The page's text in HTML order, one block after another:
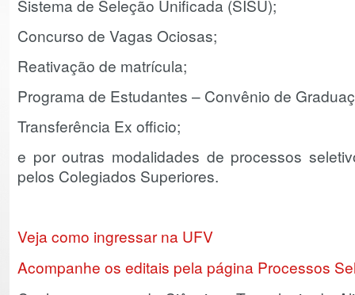
Sistema de Seleção Unificada (SISU);
Concurso de Vagas Ociosas;
Reativação de matrícula;
Programa de Estudantes – Convênio de
Transferência Ex officio;
e por outras modalidades de processos
pelos Colegiados Superiores.
Veja como ingressar na UFV
Acompanhe os editais pela página Processos